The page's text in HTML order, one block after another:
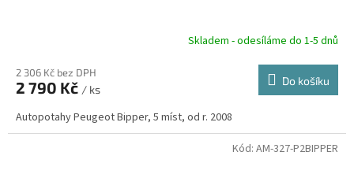
R
Skladem - odesíláme do 1-5 dnů
2 306 Kč bez DPH
2 790 Kč / ks
Do košíku
Autopotahy Peugeot Bipper, 5 míst, od r. 2008
Kód: AM-327-P2BIPPER